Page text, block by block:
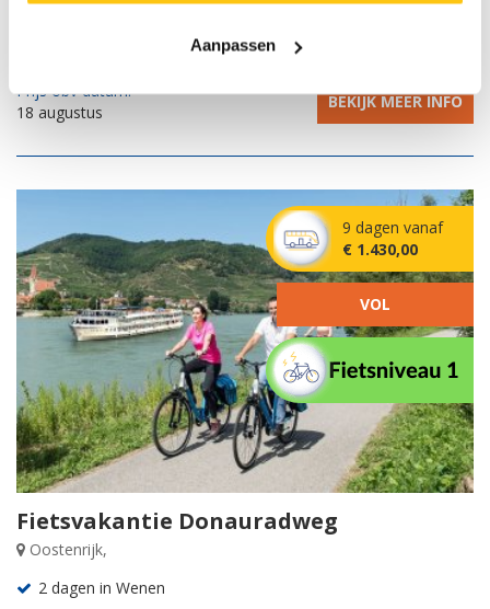
Aanpassen
Prijs obv datum:
18 augustus
BEKIJK MEER INFO
Fietsvakantie Donauradweg
Oostenrijk,
2 dagen in Wenen
9 dagen vanaf
€ 1.430,00
VOL